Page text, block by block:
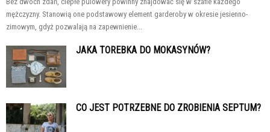
mężczyzny. Stanowią one podstawowy element garderoby w okresie jesienno-
zimowym, gdyż pozwalają na zapewnienie...
JAKA TOREBKA DO MOKASYNÓW?
CO JEST POTRZEBNE DO ZROBIENIA SEPTUM?